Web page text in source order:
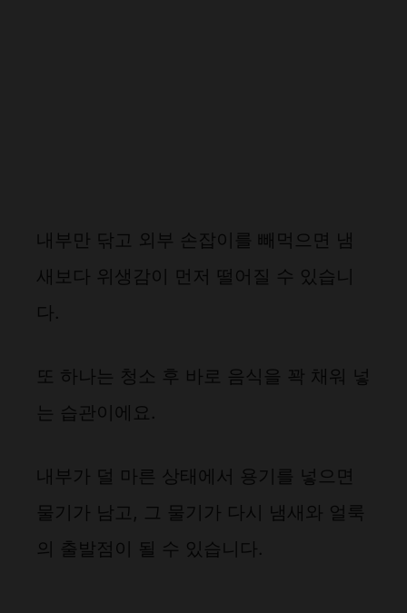
내부만 닦고 외부 손잡이를 빼먹으면 냄
새보다 위생감이 먼저 떨어질 수 있습니
다.
또 하나는 청소 후 바로 음식을 꽉 채워 넣
는 습관이에요.
내부가 덜 마른 상태에서 용기를 넣으면
물기가 남고, 그 물기가 다시 냄새와 얼룩
의 출발점이 될 수 있습니다.